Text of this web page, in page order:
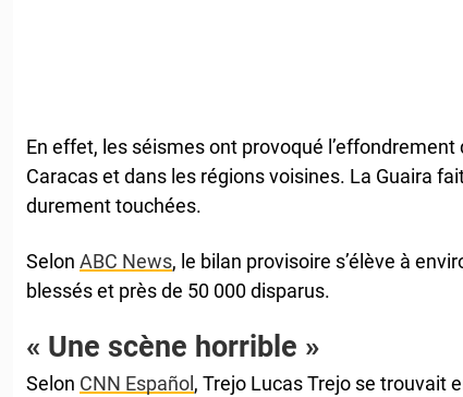
En effet, les séismes ont provoqué
Caracas et dans les régions voisines. La Guaira
durement touchées.
Selon ABC News, le bilan provisoire s’élève à
blessés et près de 50 000 disparus.
« Une scène horrible »
Selon CNN Español , Trejo Lucas Trejo se trouvait